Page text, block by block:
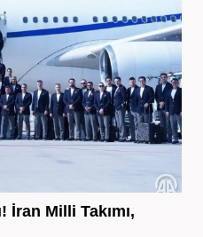
Milli Takımı,